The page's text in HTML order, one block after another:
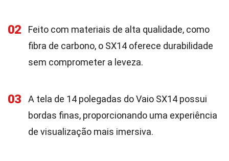
02
Feito com materiais de alta qualidade, como
fibra de carbono, o SX14 oferece durabilidade
sem comprometer a leveza.
03
A tela de 14 polegadas do Vaio SX14 possui
bordas finas, proporcionando uma experiência
de visualização mais imersiva.